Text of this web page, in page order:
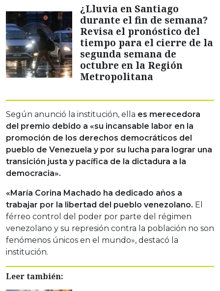
¿Lluvia en Santiago
durante el fin de semana?
Revisa el pronóstico del
tiempo para el cierre de la
segunda semana de
octubre en la Región
Metropolitana
Según anunció la institución, ella es merecedora
del premio debido a «su incansable labor en la
promoción de los derechos democráticos del
pueblo de Venezuela y por su lucha para lograr una
transición justa y pacífica de la dictadura a la
democracia».
«María Corina Machado ha dedicado años a
trabajar por la libertad del pueblo venezolano. El
férreo control del poder por parte del régimen
venezolano y su represión contra la población no son
fenómenos únicos en el mundo», destacó la
institución.
Leer también: